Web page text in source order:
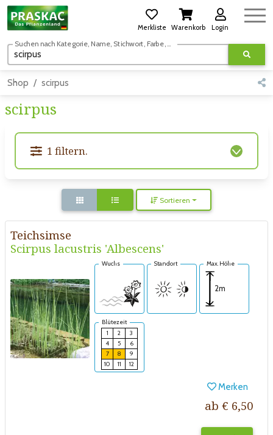
Merkliste Warenkorb Login
Suchen nach Kategorie, Name, Stichwort, Farbe, usw.
Shop scirpus
scirpus
1 filtern.
Sortieren
Teichsimse
Scirpus lacustris 'Albescens'
Wuchs Standort Max. Höhe
2m
Blütezeit
1
2
3
4
5
6
7
8
9
10
11 12
Merken
ab € 6,50